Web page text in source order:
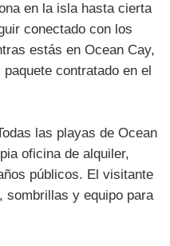
en la isla hasta cierta
conectado con los
estás en Ocean Cay,
contratado en el
las playas de Ocean
oficina de alquiler,
públicos. El visitante
sombrillas y equipo para